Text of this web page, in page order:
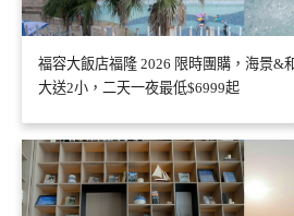
福容大飯店福隆 2026 限時團購，海景&
大送2小，二天一夜最低$6999起